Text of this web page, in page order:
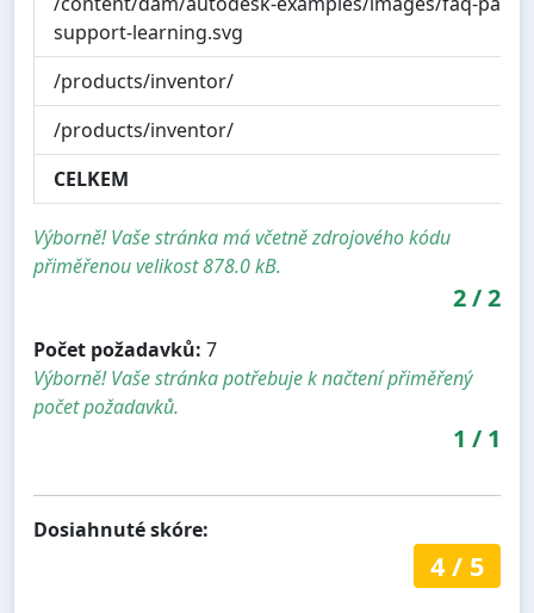
support-learning.svg
/products/inventor/
/products/inventor/
CELKEM
Výborně! Vaše stránka má včetně zdrojového kódu
přiměřenou velikost 878.0 kB.
2/2
Počet požadavků: 7
Výborně! Vaše stránka potřebuje k načtení přiměřený
počet požadavků.
1 / 1
Dosiahnuté skóre:
4/ 5